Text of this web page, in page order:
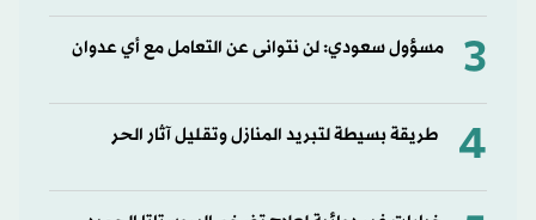
3 مسؤول سعودي: لن نتوانى عن التعامل مع أي عدوان
4 طريقة بسيطة لتبريد المنازل وتقليل آثار الحر